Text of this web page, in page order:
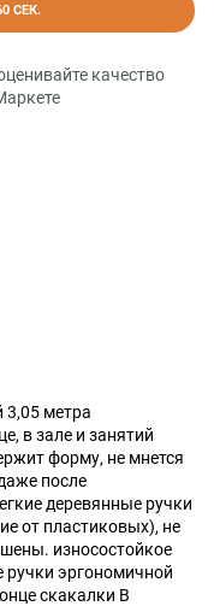
СЕК.
3,05 метра
в зале и занятий
форму, не мнется
после
деревянные ручки
от пластиковых), не
износостойкое
ручки эргономичной
скакалки В